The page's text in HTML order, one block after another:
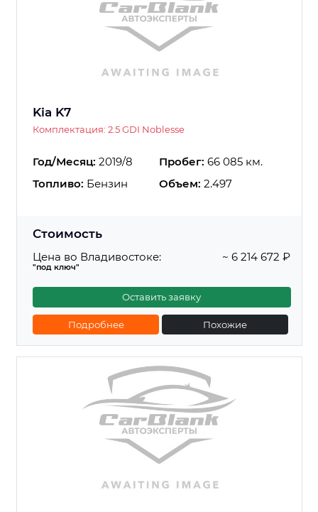
Kia K7
Комплектация: 2.5 GDI Noblesse
Год/Месяц: 2019/8 Пробег: 66 085 км.
Топливо: Бензин Объем: 2.497
Стоимость
Цена во Владивостоке:
"под ключ"
~ 6 214 672 ₽
Оставить заявку
Подробнее Похожие